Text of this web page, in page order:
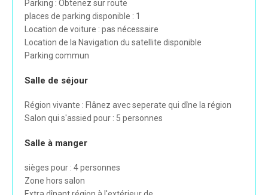
Parking : Obtenez sur route
places de parking disponible : 1
Location de voiture : pas nécessaire
Location de la Navigation du satellite disponible
Parking commun
Salle de séjour
Région vivante : Flânez avec seperate qui dîne la région
Salon qui s'assied pour : 5 personnes
Salle à manger
sièges pour : 4 personnes
Zone hors salon